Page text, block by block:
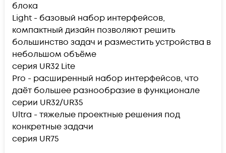
блока
Light - базовый набор интерфейсов,
компактный дизайн позволяют решить
большинство задач и разместить устройства в
небольшом объёме
серия UR32 Lite
Pro - расширенный набор интерфейсов, что
даёт большее разнообразие в функционале
серии UR32/UR35
Ultra - тяжелые проектные решения под
конкретные задачи
серия UR75